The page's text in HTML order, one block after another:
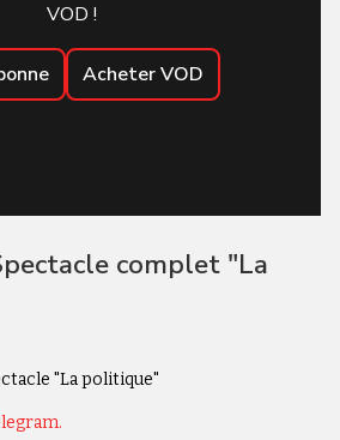
VOD !
Acheter VOD
complet "La
"La politique"